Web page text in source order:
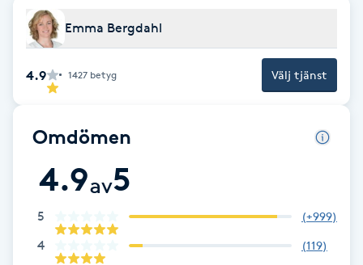
Faceliftmassage
Fet hårbotten
Fettreducering
Fibromassage
Fillers
Fotmassage
Emma Bergdahl
4.9 1427 betyg Välj tjänst
Omdömen
4.9av5
5 (+999)
4 (119)